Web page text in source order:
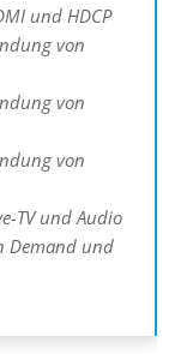
und HDCP
von
von
von
TV und Audio
Demand und